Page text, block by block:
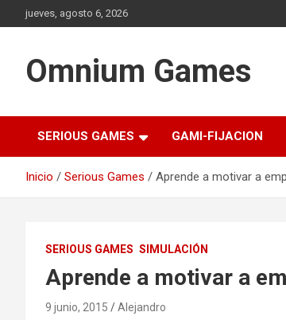
Saltar
al
jueves, agosto 6, 2026
Omnium Games
SERIOUS GAMES GAMI-FIJACION
Inicio Serious Games Aprende a motivar a
SERIOUS GAMES SIMULACIÓN
Aprende a motivar a
9 junio, 2015 Alejandro